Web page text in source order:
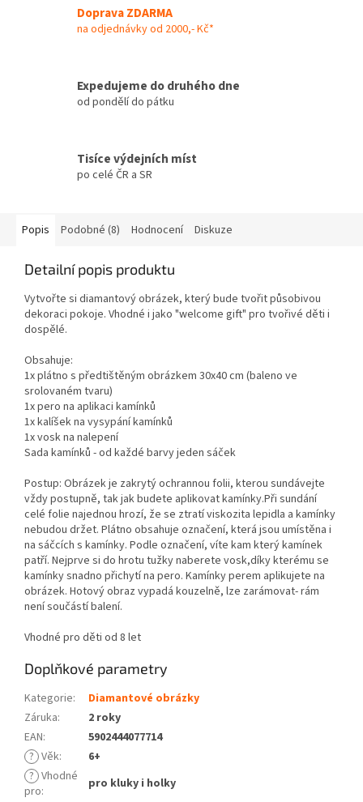
Doprava ZDARMA
na odjednávky od 2000,- Kč*
Expedujeme do druhého dne
od pondělí do pátku
Tisíce výdejních míst
po celé ČR a SR
Popis Podobné (8) Hodnocení Diskuze
Detailní popis produktu
Vytvořte si diamantový obrázek, který bude tvořit působivou
dekoraci pokoje. Vhodné i jako "welcome gift" pro tvořivé děti i
dospělé.
Obsahuje:
1x plátno s předtištěným obrázkem 30x40 cm (baleno ve
srolovaném tvaru)
1x pero na aplikaci kamínků
1x kalíšek na vysypání kamínků
1x vosk na nalepení
Sada kamínků - od každé barvy jeden sáček
Postup: Obrázek je zakrytý ochrannou folii, kterou sundávejte
vždy postupně, tak jak budete aplikovat kamínky.Při sundání
celé folie najednou hrozí, že se ztratí viskozita lepidla a kamínky
nebudou držet. Plátno obsahuje označení, která jsou umístěna i
na sáčcích s kamínky. Podle označení, víte kam který kamínek
patří. Nejprve si do hrotu tužky naberete vosk,díky kterému se
kamínky snadno přichytí na pero. Kamínky perem aplikujete na
obrázek. Hotový obraz vypadá kouzelně, lze zarámovat- rám
není součástí balení.
Vhodné pro děti od 8 let
Doplňkové parametry
Kategorie:
Diamantové obrázky
Záruka:
2 roky
EAN:
5902444077714
? Věk:
6+
? Vhodné
pro:
pro kluky i holky